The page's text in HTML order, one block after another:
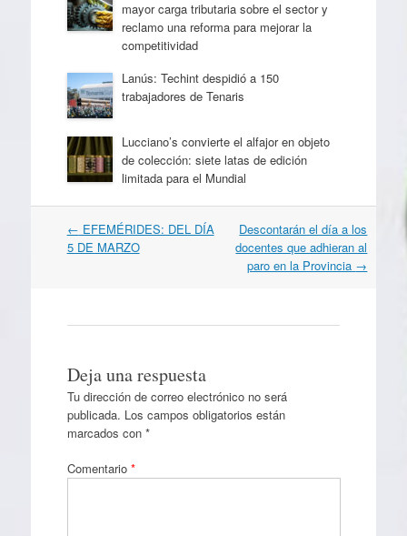
mayor carga tributaria sobre el sector y
reclamo una reforma para mejorar la
competitividad
Lanús: Techint despidió a 150
trabajadores de Tenaris
Lucciano’s convierte el alfajor en objeto
de colección: siete latas de edición
limitada para el Mundial
Navegación
por
← EFEMÉRIDES: DEL DÍA
5 DE MARZO
Descontarán el día a los
docentes que adhieran al
paro en la Provincia →
Deja una respuesta
Tu dirección de correo electrónico no será
publicada. Los campos obligatorios están
marcados con *
Comentario *